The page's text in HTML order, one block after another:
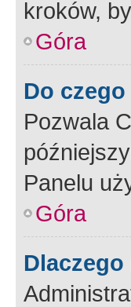
kroków,
Góra
Do
Pozwala
Panelu
Góra